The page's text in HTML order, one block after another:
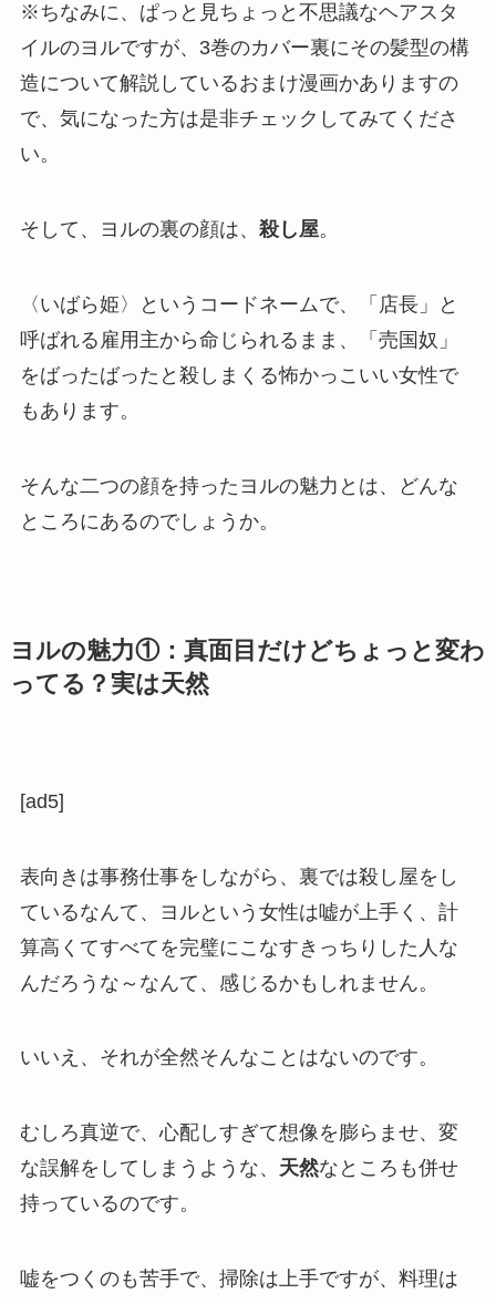
※ちなみに、ぱっと見ちょっと不思議なヘアスタ
イルのヨルですが、 3巻のカバー裏にその髪型の構
造について解説しているおまけ漫画かありますの
で、気になった方は是非チェックしてみてくださ
い。
そして、ヨルの裏の顔は、 殺し屋。
〈いばら姫〉というコードネームで、「店長」と
呼ばれる雇用主から命じられるまま、「売国奴」
をばったばったと殺しまくる怖かっこいい女性で
もあります。
そんな二つの顔を持ったヨルの魅力とは、どんな
ところにあるのでしょうか。
ヨルの魅力①：真面目だけどちょっと変わ
ってる？実は天然
[ad5]
表向きは事務仕事をしながら、裏では殺し屋をし
ているなんて、ヨルという女性は嘘が上手く、計
算高くてすべてを完璧にこなすきっちりした人な
んだろうな～なんて、感じるかもしれません。
いいえ、それが全然そんなことはないのです。
むしろ真逆で、心配しすぎて想像を膨らませ、変
な誤解をしてしまうような、 天然なところも併せ
持っているのです。
嘘をつくのも苦手で、掃除は上手ですが、料理は